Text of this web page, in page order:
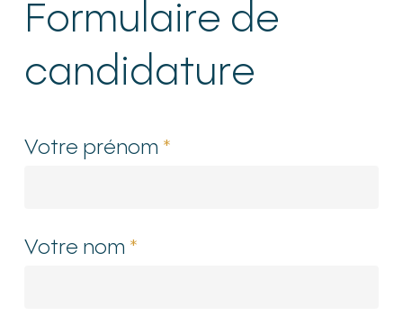
Formulaire de
candidature
Votre prénom *
Votre nom *